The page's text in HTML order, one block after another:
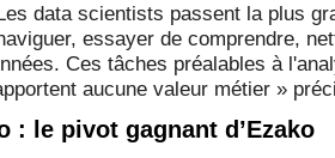
data scientists passent la plus
essayer de comprendre,
Ces tâches préalables à
aucune valeur métier »
: le pivot gagnant d’Ezako